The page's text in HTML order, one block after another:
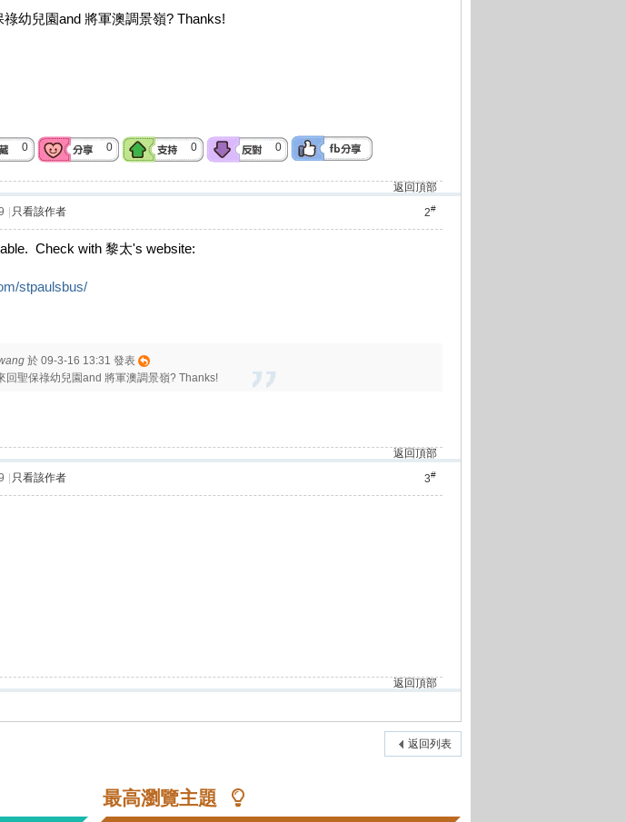
幼兒園and 將軍澳調景嶺? Thanks!
0 0 0 0
返回頂部
2#
只看該作者
Check with 黎太's website:
stpaulsbus/
於 09-3-16 13:31 發表
回聖保祿幼兒園and 將軍澳調景嶺? Thanks!
返回頂部
3#
只看該作者
返回頂部
返回列表
最高瀏覽主題